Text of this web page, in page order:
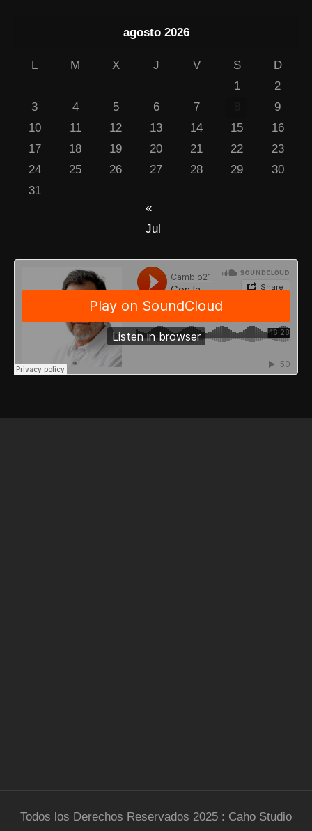
agosto 2026
L M X J V S
D
1
2
3
4 5 6 7
9
10
11 12 13 14 15
16
17
18 19 20 21 22
23
24
25 26 27 28 29
30
31
«
Jul
Todos los Derechos Reservados 2025 : Caho Studio